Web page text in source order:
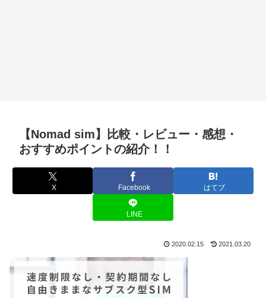
【Nomad sim】比較・レビュー・感想・
おすすめポイントの紹介！！
X Facebook はてブ
LINE
2020.02.15 2021.03.20